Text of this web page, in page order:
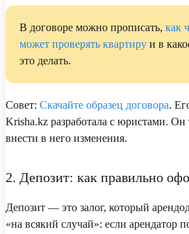
В договоре можно прописать, как
может проверять квартиру и в
это делать.
Совет: Скачайте образец договора.
Krisha.kz разработала с юристами.
внести в него изменения.
2. Депозит: как правильно
Депозит — это залог, который
«на всякий случай»: если арендатор